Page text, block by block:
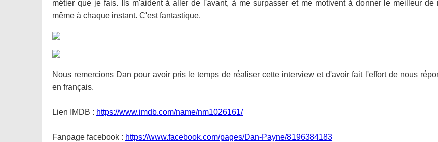
métier que je fais. Ils m'aident à aller de l'avant, à me surpasser et me motivent à donner le meilleur de
même à chaque instant. C'est fantastique.
Nous remercions Dan pour avoir pris le temps de réaliser cette interview et d'avoir fait l'effort de nous
en français.
Lien IMDB : https://www.imdb.com/name/nm1026161/
Fanpage facebook : https://www.facebook.com/pages/Dan-Payne/8196384183